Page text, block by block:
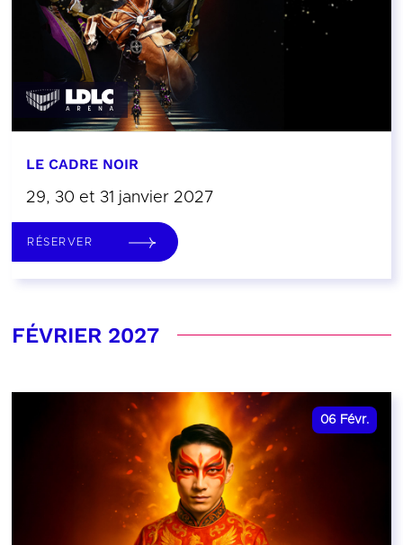
LE CADRE NOIR
29, 30 et 31 janvier 2027
RÉSERVER
FÉVRIER 2027
06 Févr.